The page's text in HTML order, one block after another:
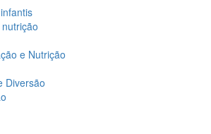
e Nutrição
Diversão